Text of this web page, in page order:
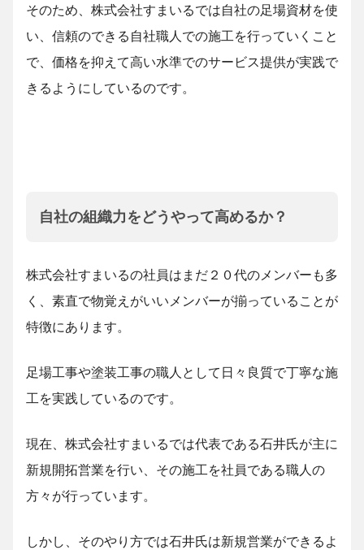
そのため、株式会社すまいるでは自社の足場資材を使
い、信頼のできる自社職人での施工を行っていくこと
で、価格を抑えて高い水準でのサービス提供が実践で
きるようにしているのです。
自社の組織力をどうやって高めるか？
株式会社すまいるの社員はまだ２０代のメンバーも多
く、素直で物覚えがいいメンバーが揃っていることが
特徴にあります。
足場工事や塗装工事の職人として日々良質で丁寧な施
工を実践しているのです。
現在、株式会社すまいるでは代表である石井氏が主に
新規開拓営業を行い、その施工を社員である職人の
方々が行っています。
しかし、そのやり方では石井氏は新規営業ができるよ